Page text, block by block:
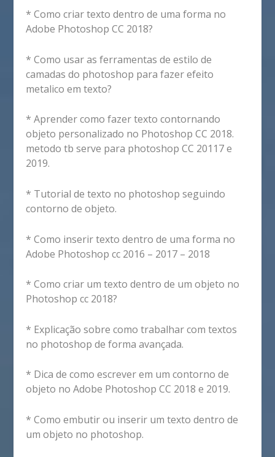
* Como criar texto dentro de uma forma no
Adobe Photoshop CC 2018?
* Como usar as ferramentas de estilo de
camadas do photoshop para fazer efeito
metalico em texto?
* Aprender como fazer texto contornando
objeto personalizado no Photoshop CC 2018.
metodo tb serve para photoshop CC 20117 e
2019.
* Tutorial de texto no photoshop seguindo
contorno de objeto.
* Como inserir texto dentro de uma forma no
Adobe Photoshop cc 2016 – 2017 – 2018
* Como criar um texto dentro de um objeto no
Photoshop cc 2018?
* Explicação sobre como trabalhar com textos
no photoshop de forma avançada.
* Dica de como escrever em um contorno de
objeto no Adobe Photoshop CC 2018 e 2019.
* Como embutir ou inserir um texto dentro de
um objeto no photoshop.